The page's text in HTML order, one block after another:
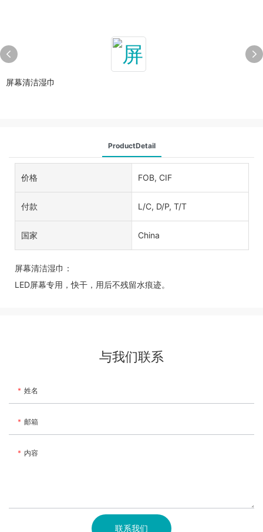
屏幕清洁湿巾
ProductDetail
价格 FOB, CIF
付款 L/C, D/P, T/T
国家 China
屏幕清洁湿巾：
LED屏幕专用，快干，用后不残留水痕迹。
与我们联系
姓名
邮箱
内容
联系我们